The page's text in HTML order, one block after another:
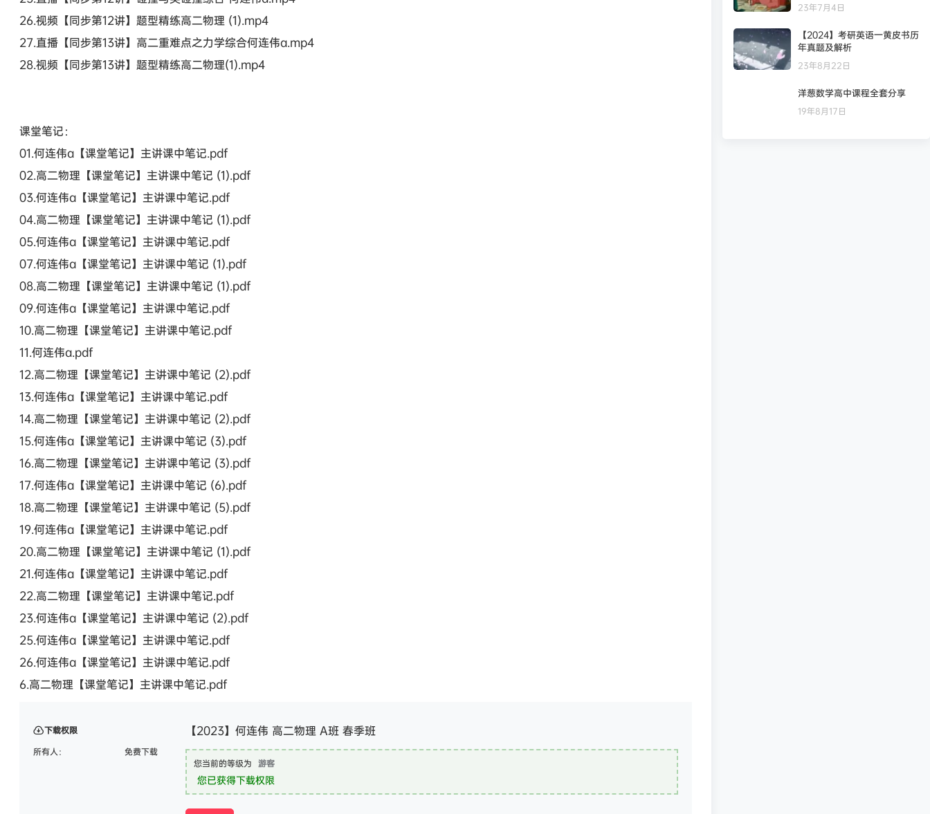
26.视频【同步第12讲】题型精练高二物理 (1).mp4
27.直播【同步第13讲】高二重难点之力学综合何连伟a.mp4
28.视频【同步第13讲】题型精练高二物理(1).mp4
课堂笔记：
01.何连伟a【课堂笔记】主讲课中笔记.pdf
02.高二物理【课堂笔记】主讲课中笔记 (1).pdf
03.何连伟a【课堂笔记】主讲课中笔记.pdf
04.高二物理【课堂笔记】主讲课中笔记 (1).pdf
05.何连伟a【课堂笔记】主讲课中笔记.pdf
07.何连伟a【课堂笔记】主讲课中笔记 (1).pdf
08.高二物理【课堂笔记】主讲课中笔记 (1).pdf
09.何连伟a【课堂笔记】主讲课中笔记.pdf
10.高二物理【课堂笔记】主讲课中笔记.pdf
11.何连伟a.pdf
12.高二物理【课堂笔记】主讲课中笔记 (2).pdf
13.何连伟a【课堂笔记】主讲课中笔记.pdf
14.高二物理【课堂笔记】主讲课中笔记 (2).pdf
15.何连伟a【课堂笔记】主讲课中笔记 (3).pdf
16.高二物理【课堂笔记】主讲课中笔记 (3).pdf
17.何连伟a【课堂笔记】主讲课中笔记 (6).pdf
18.高二物理【课堂笔记】主讲课中笔记 (5).pdf
19.何连伟a【课堂笔记】主讲课中笔记.pdf
20.高二物理【课堂笔记】主讲课中笔记 (1).pdf
21.何连伟a【课堂笔记】主讲课中笔记.pdf
22.高二物理【课堂笔记】主讲课中笔记.pdf
23.何连伟a【课堂笔记】主讲课中笔记 (2).pdf
25.何连伟a【课堂笔记】主讲课中笔记.pdf
26.何连伟a【课堂笔记】主讲课中笔记.pdf
6.高二物理【课堂笔记】主讲课中笔记.pdf
下载权限
所有人：
免费下载
【2023】何连伟 高二物理 A班 春季班
您当前的等级为 游客
您已获得下载权限
23年7月4日
【2024】考研英语一黄皮书历
年真题及解析
23年8月22日
洋葱数学高中课程全套分享
19年8月17日